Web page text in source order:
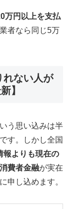
万円以上を支払
者なら同じ5万
れない人が
】
う思い込みは半
す。しかし全国
報よりも現在の
費者金融が実在
申し込めます。